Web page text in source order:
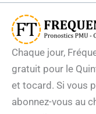
Chaque jour,
gratuit pour le
et tocard. Si vous
abonnez-vous au